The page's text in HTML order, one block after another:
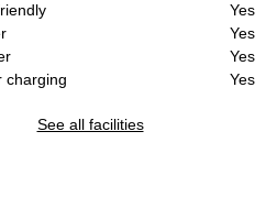
Yes
Yes
Yes
charging
Yes
See all facilities